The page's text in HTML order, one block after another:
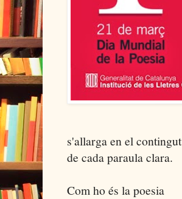
s'allarga en el contingut
de cada paraula clara.
Com ho és la poesia